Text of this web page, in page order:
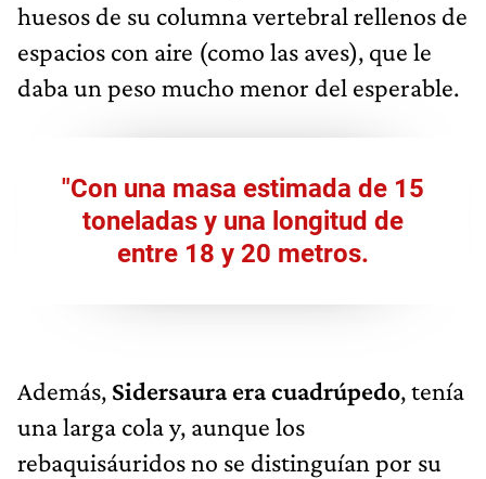
huesos de su columna vertebral rellenos de
espacios con aire (como las aves), que le
daba un peso mucho menor del esperable.
"Con una masa estimada de 15
toneladas y una longitud de
entre 18 y 20 metros.
Además, Sidersaura era cuadrúpedo, tenía
una larga cola y, aunque los
rebaquisáuridos no se distinguían por su